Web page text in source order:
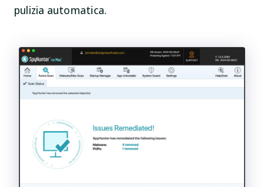
pulizia automatica.